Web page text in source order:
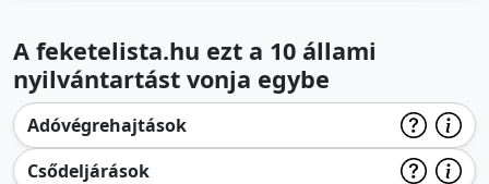
A feketelista.hu ezt a 10 állami
nyilvántartást vonja egybe
Adóvégrehajtások
Csődeljárások